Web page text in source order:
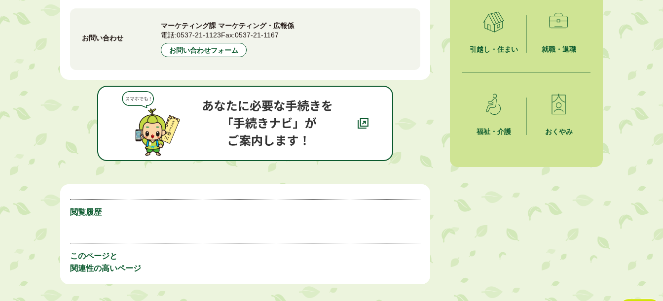
お問い合わせ
マーケティング課 マーケティング・広報係
電話:0537-21-1123Fax:0537-21-1167
お問い合わせフォーム
閲覧履歴
このページと
関連性の高いページ
2026年8月5日
掛川市広告入り窓口封筒無償提供者
2026年8月4日
2026年8月4日
市民の勇気ある応急手当に感謝状を
贈呈しました
2026年8月4日
2026年8月3日
2026年8月3日
企業版ふるさと納税（地方創生応援
引越し・住まい 就職・退職
福祉・介護 おくやみ